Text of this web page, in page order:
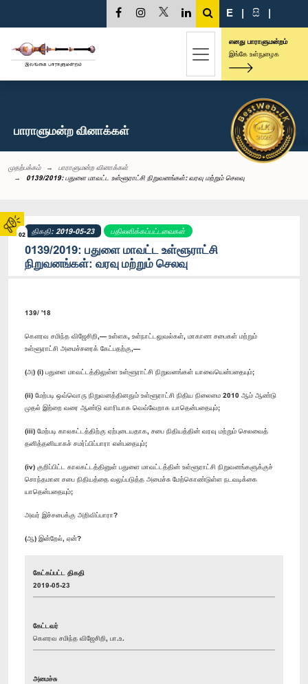
02
E | සි |
எனது பாராளுமன்றம்
இங்கே உள்நுழைக
பாராளுமன்ற வினாக்கள்
முதற்பக்கம்
பாராளுமன்ற வினாக்கள்
0139/2019: பதுளை மாவட்ட உள்ளூராட்சி நிறுவனங்கள்: வரவு மற்றும் செலவு
திகதி: 2019-05-23 பதிலளிக்கப்பட்டவைகள்
0139/2019: பதுளை மாவட்ட உள்ளூராட்சி
நிறுவனங்கள்: வரவு மற்றும் செலவு
139/ '18
கௌரவ சமிந்த விஜேசிறி,— உள்ளக, உள்நாட்டலுவல்கள், மாகாண சபைகள் மற்றும்
உள்ளூராட்சி அமைச்சரைக் கேட்பதற்கு,—
(அ) (i) பதுளை மாவட்டத்திலுள்ள உள்ளூராட்சி நிறுவனங்கள் யாவையென்பதையும்;
(ii) மேற்படி ஒவ்வொரு நிறுவனத்தினதும் உள்ளூராட்சி நிதிய நிலைமை 2010 ஆம் ஆண்டு
முதல் இற்றை வரை ஆண்டு வாரியாக வெவ்வேறாக யாதென்பதையும்;
(iii) மேற்படி காலகட்டத்திற்கு ஏற்புடையதாக, சபை நிதியத்தின் வரவு மற்றும் செலவைத்
தனித்தனியாகச் சமர்ப்பிப்பாரா என்பதையும்;
(iv) குறிப்பிட்ட காலகட்டத்தினுள் பதுளை மாவட்டத்தின் உள்ளூராட்சி நிறுவனங்களுக்குச்
சொந்தமான சபை நிதியத்தை வலுப்படுத்த அமைச்சு மேற்கொண்டுள்ள நடவடிக்கை
யாதென்பதையும்;
அவர் இச்சபைக்கு அறிவிப்பாரா?
(ஆ) இன்றேல், ஏன்?
கேட்கப்பட்ட திகதி
2019-05-23
கேட்டவர்
கௌரவ சமிந்த விஜேசிறி, பா.உ.
அமைச்சு